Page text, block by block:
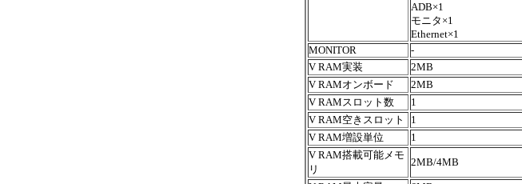
ADB×1
モニタ×1
Ethernet×1
MONITOR
-
V RAM実装
2MB
V RAMオンボード
2MB
V RAMスロット数
1
V RAM空きスロット
1
V RAM増設単位
1
V RAM搭載可能メモ
リ
2MB/4MB